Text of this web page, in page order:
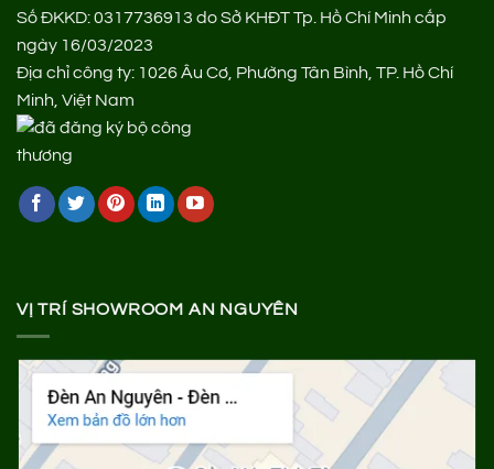
Số ĐKKD: 0317736913 do Sở KHĐT Tp. Hồ Chí Minh cấp
ngày 16/03/2023
Địa chỉ công ty: 1026 Âu Cơ, Phường Tân Bình, TP. Hồ Chí
Minh, Việt Nam
VỊ TRÍ SHOWROOM AN NGUYÊN